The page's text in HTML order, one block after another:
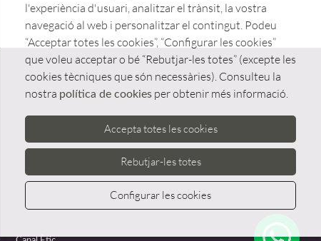
l'experiència d'usuari, analitzar el trànsit, la vostra
navegació al web i personalitzar el contingut. Podeu
“Acceptar totes les cookies”, “Configurar les cookies”
que voleu acceptar o bé “Rebutjar-les totes” (excepte les
cookies tècniques que són necessàries). Consulteu la
nostra política de cookies per obtenir més informació.
Accepta totes les cookies
Rebutjar-les totes
Configurar les cookies